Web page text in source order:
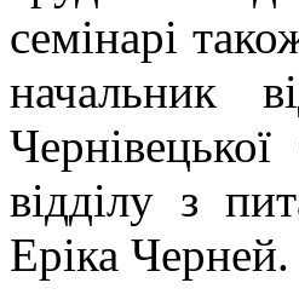
семінарі
начальник
відділу з
Еріка Черней.